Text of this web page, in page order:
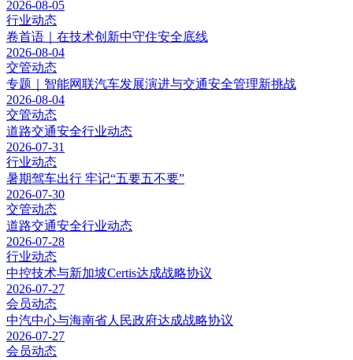
2026-08-05
行业动态
卷首语｜在技术创新中守住安全底线
2026-08-04
交管动态
专题｜​智能网联汽车发展演进与交通安全管理新挑战
2026-08-04
交管动态
道路交通安全行业动态
2026-07-31
行业动态
暑期驾车出行 牢记“五要五不要”
2026-07-30
交管动态
道路交通安全行业动态
2026-07-28
行业动态
中控技术与新加坡Certis达成战略协议
2026-07-27
会员动态
中汽中心与海南省人民政府达成战略协议
2026-07-27
会员动态